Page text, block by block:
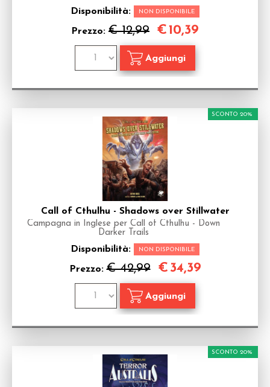
Disponibilità: NON DISPONIBILE
Prezzo: € 12,99 €10,39
Call of Cthulhu - Shadows over Stillwater
Campagna in Inglese per Call of Cthulhu - Down
Darker Trails
Disponibilità: NON DISPONIBILE
Prezzo:€ 42,99
SCONTO 20%
€ 34,39
SCONTO 20%